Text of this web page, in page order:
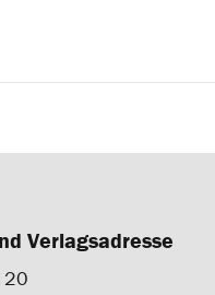
Verlagsadresse
20